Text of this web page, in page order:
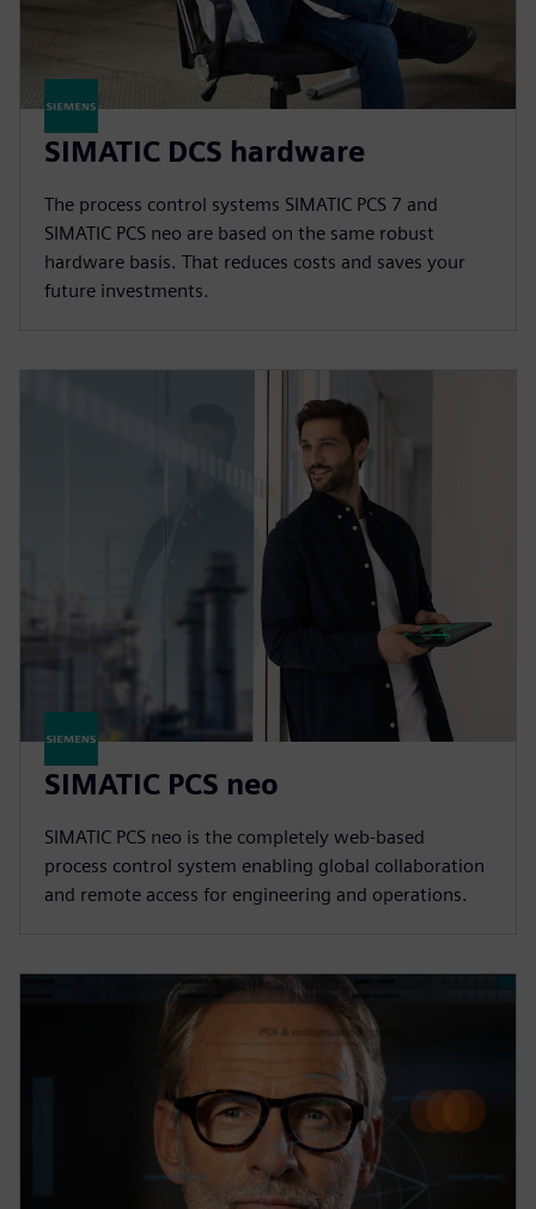
SIMATIC DCS hardware
The process control systems SIMATIC PCS 7 and
SIMATIC PCS neo are based on the same robust
hardware basis. That reduces costs and saves your
future investments.
SIMATIC PCS neo
SIMATIC PCS neo is the completely web-based
process control system enabling global collaboration
and remote access for engineering and operations.